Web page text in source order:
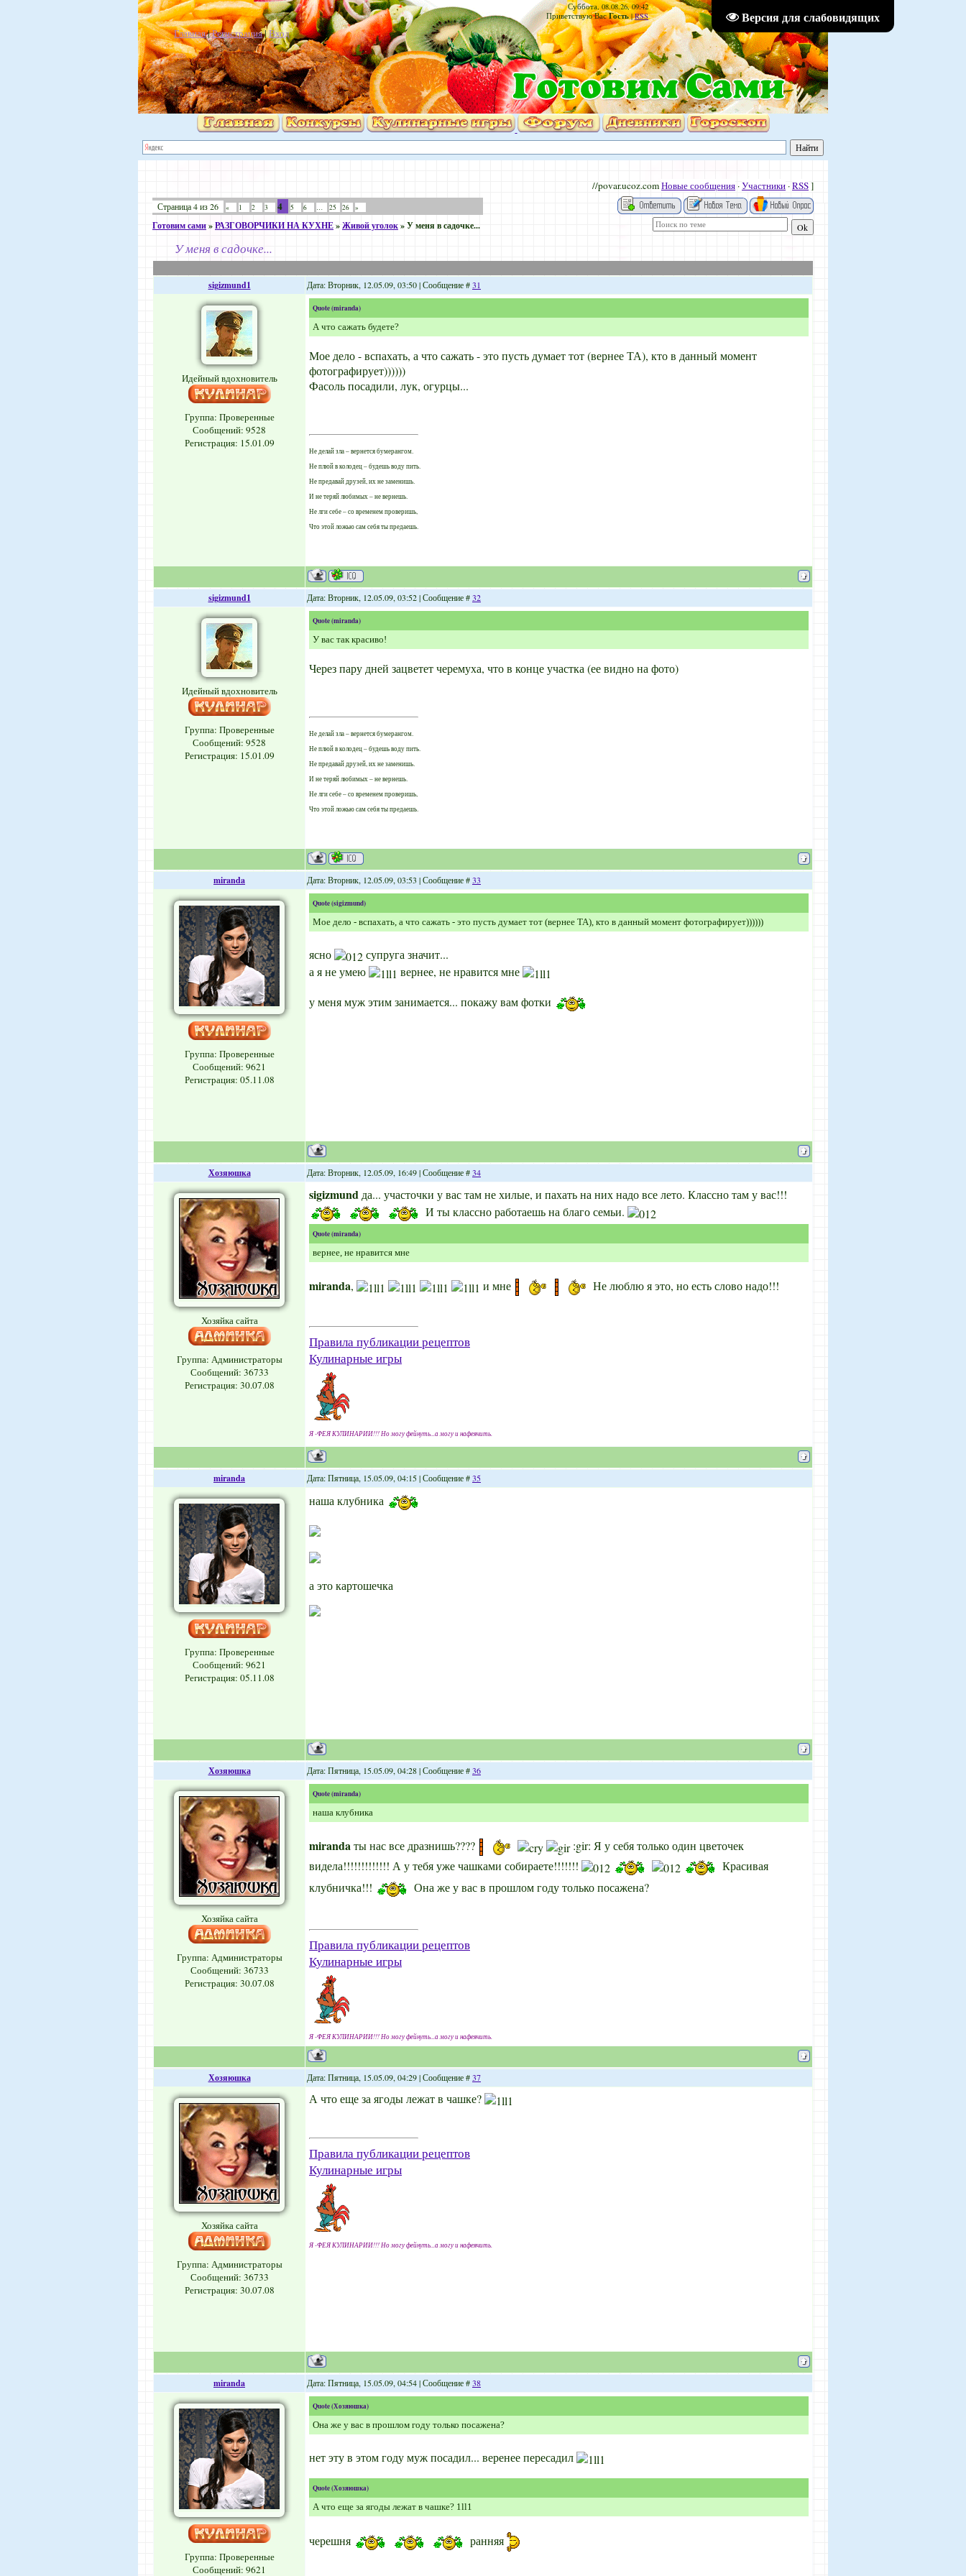
Версия для слабовидящих
Суббота, 08.08.26, 09:42
Приветствую Вас Гость|RSS
Главная|Регистрация|Вход
//povar.ucoz.comНовые сообщения ·Участники ·RSS]
Страница4из26 « 1 2 3 4 5 6 … 25 26 »
Готовим сами»РАЗГОВОРЧИКИ НА КУХНЕ»Живой уголок»У меня в садочке...
У меня в садочке...
sigizmund1 Дата: Вторник, 12.05.09, 03:50 | Сообщение #31
Идейный вдохновитель
Группа: Проверенные
Сообщений: 9528
Регистрация: 15.01.09
Quote(miranda)
А что сажать будете?
Мое дело - вспахать, а что сажать - это пусть думает тот (вернее ТА), кто в данный момент
фотографирует))))))
Фасоль посадили, лук, огурцы...
Не делай зла – вернется бумерангом.
Не плюй в колодец – будешь воду пить.
Не предавай друзей, их не заменишь.
И не теряй любимых – не вернешь.
Не лги себе – со временем проверишь,
Что этой ложью сам себя ты предаешь.
sigizmund1 Дата: Вторник, 12.05.09, 03:52 | Сообщение #32
Идейный вдохновитель
Группа: Проверенные
Сообщений: 9528
Регистрация: 15.01.09
Quote(miranda)
У вас так красиво!
Через пару дней зацветет черемуха, что в конце участка (ее видно на фото)
Не делай зла – вернется бумерангом.
Не плюй в колодец – будешь воду пить.
Не предавай друзей, их не заменишь.
И не теряй любимых – не вернешь.
Не лги себе – со временем проверишь,
Что этой ложью сам себя ты предаешь.
miranda Дата: Вторник, 12.05.09, 03:53 | Сообщение #33
Группа: Проверенные
Сообщений: 9621
Регистрация: 05.11.08
Quote(sigizmund)
Мое дело - вспахать, а что сажать - это пусть думает тот (вернее ТА), кто в данный момент фотографирует))))))
ясно
супруга значит...
а я не умею
вернее, не нравится мне
у меня муж этим занимается... покажу вам фотки
Хозяюшка Дата: Вторник, 12.05.09, 16:49 | Сообщение #34
Хозяйка сайта
Группа: Администраторы
Сообщений: 36733
Регистрация: 30.07.08
sigizmund да... участочки у вас там не хилые, и пахать на них надо все лето. Классно там у вас!!!
И ты классно работаешь на благо семьи.
Quote(miranda)
вернее, не нравится мне
miranda, и мне Не люблю я это, но есть слово надо!!!
Правила публикации рецептов
Кулинарные игры
Я -ФЕЯ КУЛИНАРИИ!!! Но могу фейнуть...а могу и нафеячить.
miranda Дата: Пятница, 15.05.09, 04:15 | Сообщение #35
Группа: Проверенные
Сообщений: 9621
Регистрация: 05.11.08
наша клубника
а это картошечка
Хозяюшка Дата: Пятница, 15.05.09, 04:28 | Сообщение #36
Хозяйка сайта
Группа: Администраторы
Сообщений: 36733
Регистрация: 30.07.08
Quote(miranda)
наша клубника
mirandaты нас все дразнишь????
:gir: Я у себя только один цветочек
видела!!!!!!!!!!!!! А у тебя уже чашками собираете!!!!!!!
Красивая
клубничка!!!
Она же у вас в прошлом году только посажена?
Правила публикации рецептов
Кулинарные игры
Я -ФЕЯ КУЛИНАРИИ!!! Но могу фейнуть...а могу и нафеячить.
Хозяюшка Дата: Пятница, 15.05.09, 04:29 | Сообщение #37
Хозяйка сайта
Группа: Администраторы
Сообщений: 36733
Регистрация: 30.07.08
А что еще за ягоды лежат в чашке?
Правила публикации рецептов
Кулинарные игры
Я -ФЕЯ КУЛИНАРИИ!!! Но могу фейнуть...а могу и нафеячить.
miranda Дата: Пятница, 15.05.09, 04:54 | Сообщение #38
Группа: Проверенные
Сообщений: 9621
Quote(Хозяюшка)
Она же у вас в прошлом году только посажена?
нет эту в этом году муж посадил... веренее пересадил
Quote(Хозяюшка)
А что еще за ягоды лежат в чашке? 1ll1
черешня ранняя